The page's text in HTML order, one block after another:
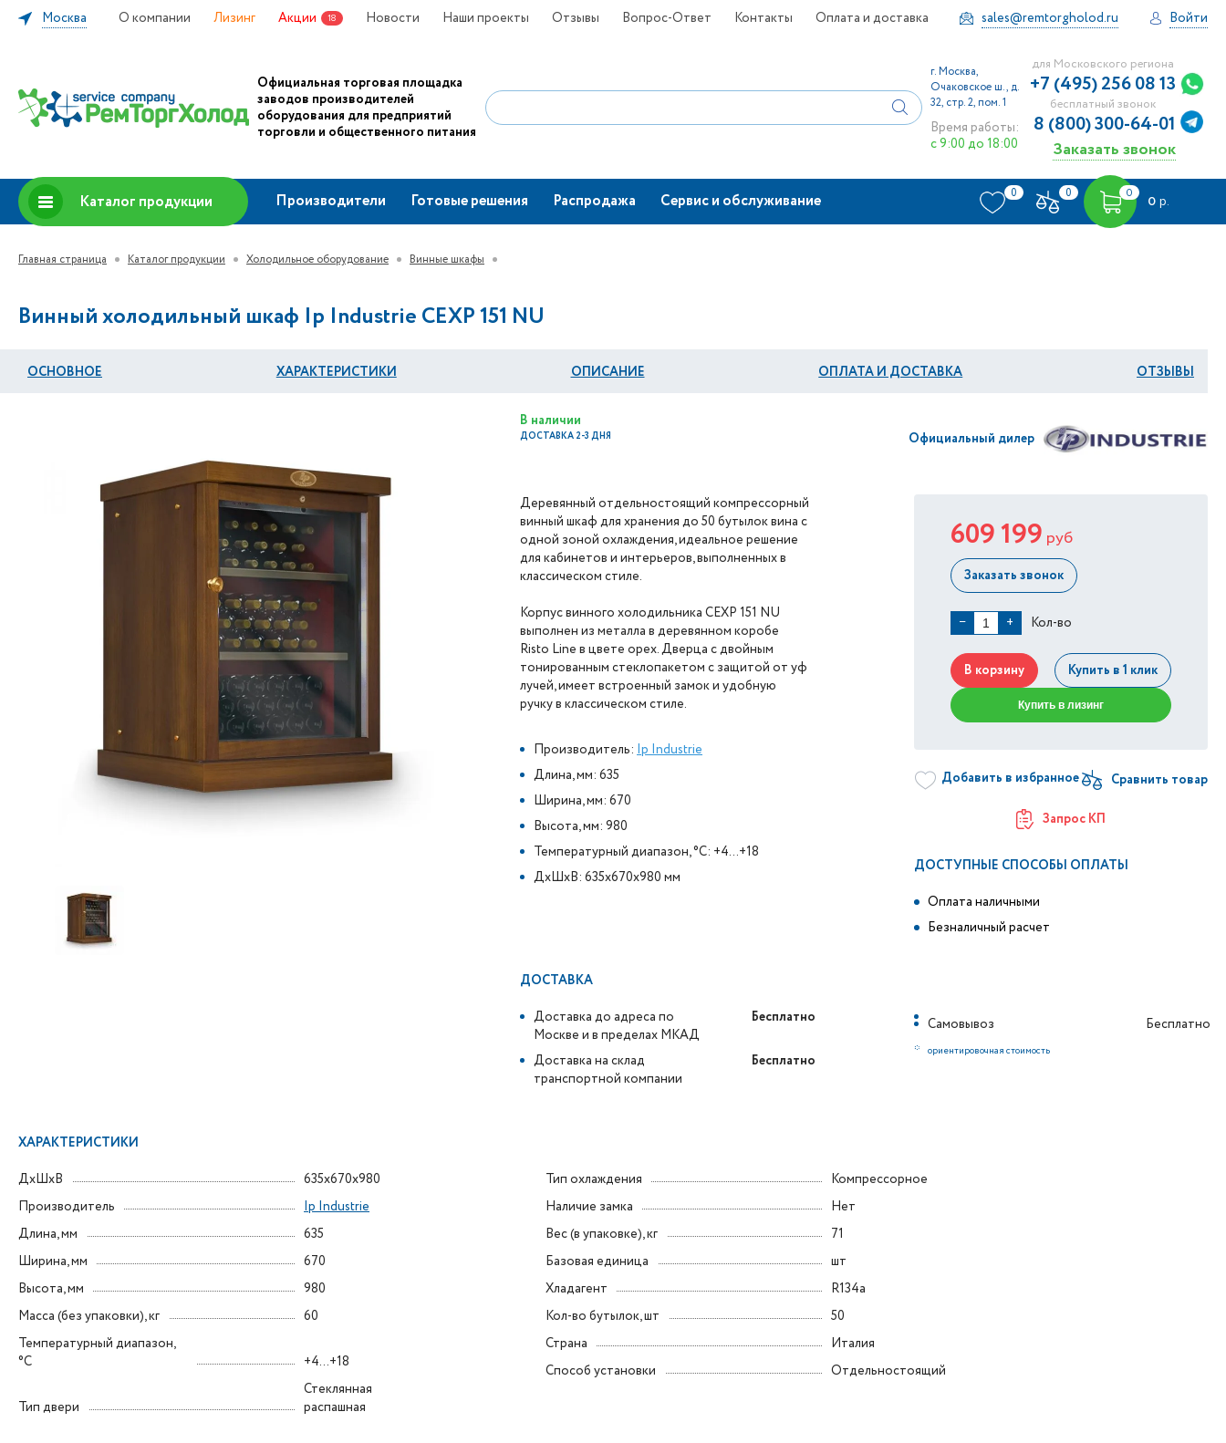
Москва О компании Лизинг Акции 18 Новости Наши проекты Отзывы Вопрос-Ответ Контакты Оплата и доставка sales@remtorgholod.ru Войти
Официальная торговая площадка
заводов производителей
оборудования для предприятий
торговли и общественного питания
г. Москва,
Очаковское ш., д.
32, стр. 2, пом. 1
Время работы:
с 9:00 до 18:00
для Московского региона
+7 (495) 256 08 13
бесплатный звонок
8 (800) 300-64-01
Заказать звонок
Каталог продукции Производители Готовые решения Распродажа Сервис и обслуживание 0 0 0
0 р.
Главная страница Каталог продукции Холодильное оборудование Винные шкафы
Винный холодильный шкаф Ip Industrie CEXP 151 NU
ОСНОВНОЕ ХАРАКТЕРИСТИКИ ОПИСАНИЕ ОПЛАТА И ДОСТАВКА ОТЗЫВЫ
В наличии
ДОСТАВКА 2-3 ДНЯ Официальный дилер
Деревянный отдельностоящий компрессорный
винный шкаф для хранения до 50 бутылок вина с
одной зоной охлаждения, идеальное решение
для кабинетов и интерьеров, выполненных в
классическом стиле.
Корпус винного холодильника CEXP 151 NU
выполнен из металла в деревянном коробе
Risto Line в цвете орех. Дверца с двойным
тонированным стеклопакетом с защитой от уф
лучей, имеет встроенный замок и удобную
ручку в классическом стиле.
Производитель: Ip Industrie
Длина, мм: 635
Ширина, мм: 670
Высота, мм: 980
Температурный диапазон, °C: +4...+18
ДxШxВ: 635x670x980 мм
609 199 руб
Заказать звонок
− + Кол-во
В корзину Купить в 1 клик
Купить в лизинг
Добавить в избранное
Запрос КП
ДОСТУПНЫЕ СПОСОБЫ ОПЛАТЫ
Оплата наличными
Безналичный расчет
ДОСТАВКА
Доставка до адреса по
Москве и в пределах МКАД
Бесплатно
Доставка на склад
транспортной компании
Бесплатно
Самовывоз
Бесплатно
* ориентировочная стоимость
ХАРАКТЕРИСТИКИ
ДxШxВ
635x670x980
Производитель
Ip Industrie
Длина, мм
635
Ширина, мм
670
Высота, мм
980
Масса (без упаковки), кг
60
Температурный диапазон,
°C
+4...+18
Тип двери
Стеклянная
распашная
Тип охлаждения
Компрессорное
Наличие замка
Нет
Вес (в упаковке), кг
71
Базовая единица
шт
Хладагент
R134a
Кол-во бутылок, шт
50
Страна
Италия
Способ установки
Отдельностоящий